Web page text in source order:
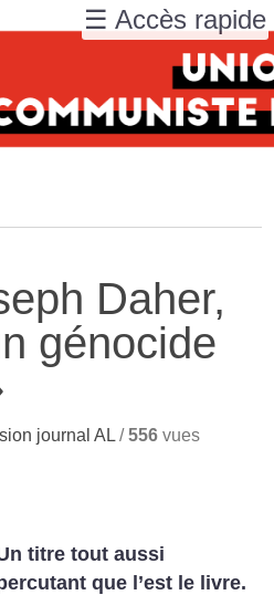
Daher,
génocide
journal AL /556 vues
titre tout aussi
que l’est le livre.
☰ Accès rapide